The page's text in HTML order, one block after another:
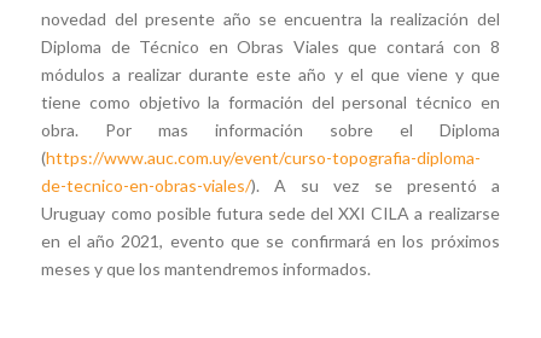
novedad del presente año se encuentra la realización del
Diploma de Técnico en Obras Viales que contará con 8
módulos a realizar durante este año y el que viene y que
tiene como objetivo la formación del personal técnico en
obra. Por mas información sobre el Diploma
(https://www.auc.com.uy/event/curso-topografia-diploma-
de-tecnico-en-obras-viales/). A su vez se presentó a
Uruguay como posible futura sede del XXI CILA a realizarse
en el año 2021, evento que se confirmará en los próximos
meses y que los mantendremos informados.